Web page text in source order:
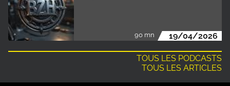
90 mn 19/04/2026
TOUS LES PODCASTS
TOUS LES ARTICLES